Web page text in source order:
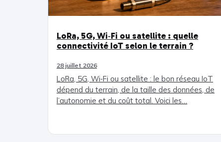
LoRa, 5G, Wi‑Fi ou satellite : quelle
connectivité IoT selon le terrain ?
28 juillet 2026
LoRa, 5G, Wi‑Fi ou satellite : le bon réseau IoT
dépend du terrain, de la taille des données, de
l’autonomie et du coût total. Voici les…